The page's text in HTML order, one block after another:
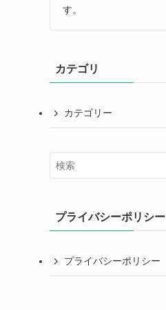
す。
カテゴリ
カテゴリー
プライバシーポリシー
プライバシーポリシー